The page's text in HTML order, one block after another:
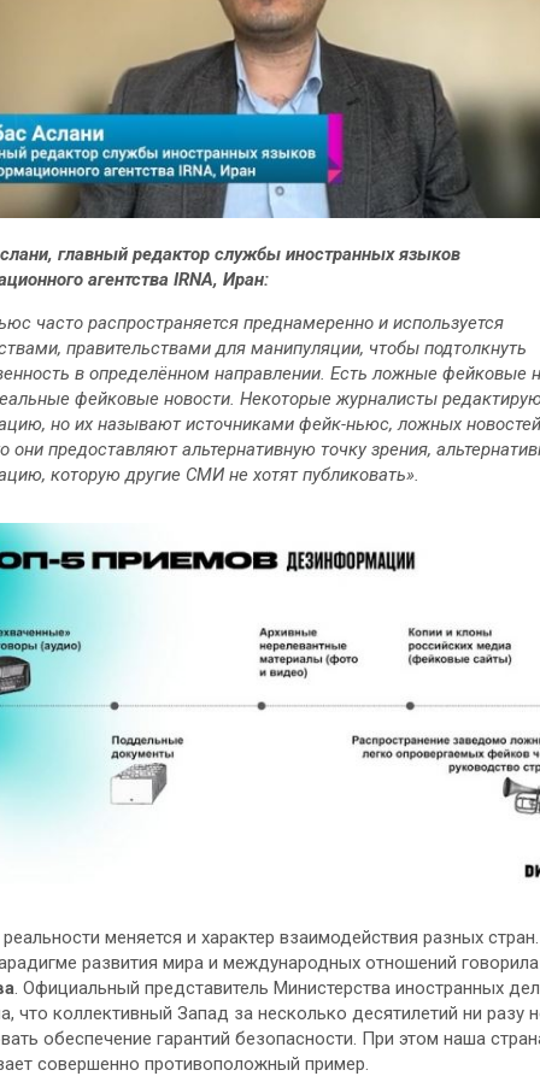
главный редактор службы иностранных языков
агентства IRNA, Иран:
часто распространяется преднамеренно и используется
правительствами для манипуляции, чтобы подтолкнуть
в определённом направлении. Есть ложные фейковые
фейковые новости. Некоторые журналисты
но их называют источниками фейк-ньюс, ложных
они предоставляют альтернативную точку зрения,
которую другие СМИ не хотят публиковать».
меняется и характер взаимодействия разных
развития мира и международных отношений
. Официальный представитель Министерства иностранных
что коллективный Запад за несколько десятилетий ни разу
обеспечение гарантий безопасности. При этом наша
совершенно противоположный пример.